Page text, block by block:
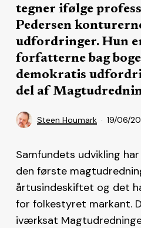
tegner ifølge
Pedersen
udfordringer. Hun
forfatterne bag
demokratis
del af
Steen Houmark 19/06/
Samfundets udvikling
den første
årtusindeskiftet og det
for folkestyret markant.
iværksat